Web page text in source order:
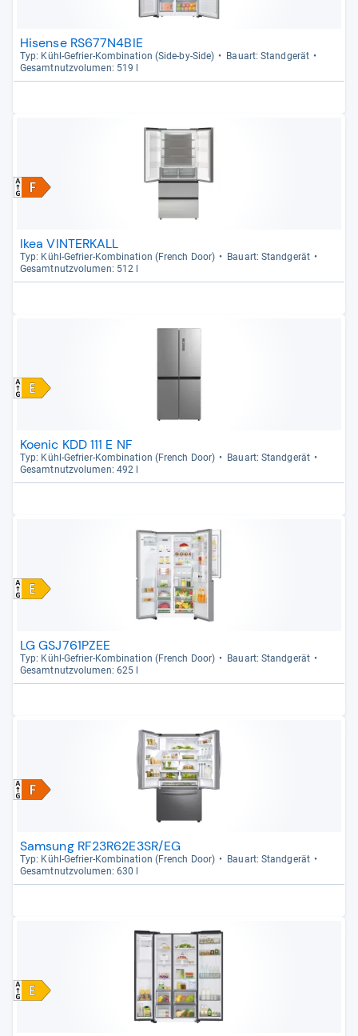
Hisense RS677N4BIE
Typ: Kühl-​Gefrier-​Kom­bi­na­tion (Side-​by-​Side)
Bau­art: Stand­ge­rät
Gesamt­nutz­vo­lu­men: 519 l
Ikea VINTERKALL
Typ: Kühl-​Gefrier-​Kom­bi­na­tion (French Door)
Bau­art: Stand­ge­rät
Gesamt­nutz­vo­lu­men: 512 l
Koenic KDD 111 E NF
Typ: Kühl-​Gefrier-​Kom­bi­na­tion (French Door)
Bau­art: Stand­ge­rät
Gesamt­nutz­vo­lu­men: 492 l
LG GSJ761PZEE
Typ: Kühl-​Gefrier-​Kom­bi­na­tion (French Door)
Bau­art: Stand­ge­rät
Gesamt­nutz­vo­lu­men: 625 l
Samsung RF23R62E3SR/EG
Typ: Kühl-​Gefrier-​Kom­bi­na­tion (French Door)
Bau­art: Stand­ge­rät
Gesamt­nutz­vo­lu­men: 630 l